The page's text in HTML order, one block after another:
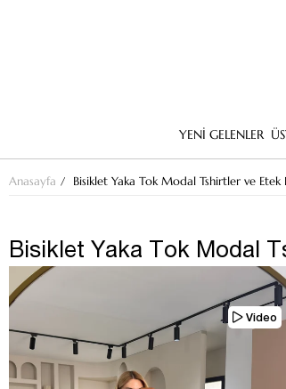
YENİ GELENLER
Anasayfa Bisiklet Yaka Tok Modal Tshirtler ve
Bisiklet Yaka Tok Modal
Video